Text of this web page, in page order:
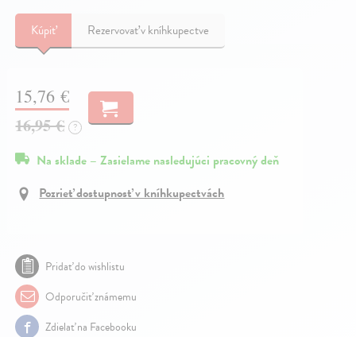
Kúpiť Rezervovať v kníhkupectve
15,76 €
16,95 € ?
Na sklade – Zasielame nasledujúci pracovný deň
Pozrieť dostupnosť v kníhkupectvách
Pridať do wishlistu
Odporučiť známemu
Zdielať na Facebooku